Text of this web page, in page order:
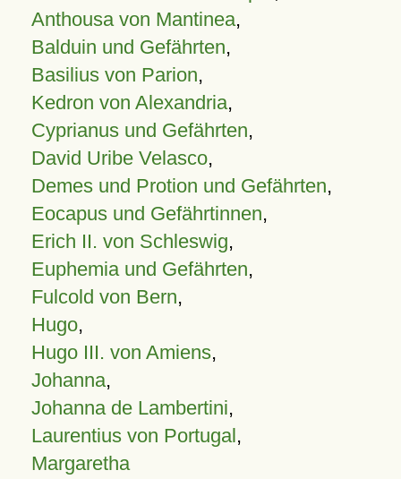
Anthousa von Mantinea,
Balduin und Gefährten,
Basilius von Parion,
Kedron von Alexandria,
Cyprianus und Gefährten,
David Uribe Velasco,
Demes und Protion und Gefährten,
Eocapus und Gefährtinnen,
Erich II. von Schleswig,
Euphemia und Gefährten,
Fulcold von Bern,
Hugo,
Hugo III. von Amiens,
Johanna,
Johanna de Lambertini,
Laurentius von Portugal,
Margaretha